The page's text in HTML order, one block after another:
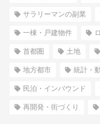
サラリーマンの副業
一棟・戸建物件
首都圏 土地
地方都市 統計・
民泊・インバウンド
再開発・街づくり